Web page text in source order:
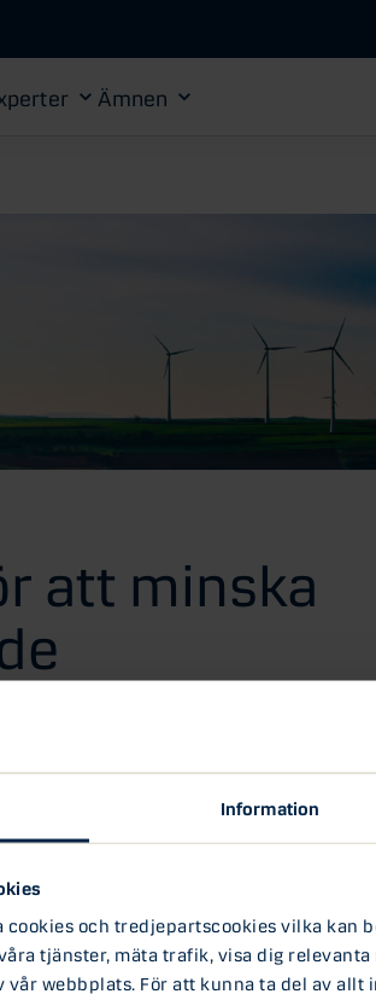
Information
cookies och tredjepartscookies vilka kan
tjänster, mäta trafik, visa dig
vår webbplats. För att kunna ta del av
Ämnen
att minska
sin politik på många områden.
kämpar med att lösa.
nyligen en tiopunktsplanöver hur EU
år. Detta utan att målet med minskade
från alternativa marknader, ökning av
på hur den totala